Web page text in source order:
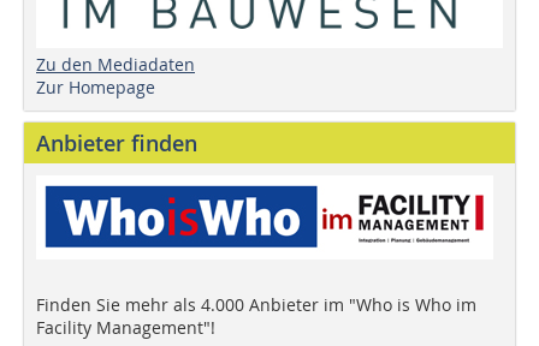
Zu den Mediadaten
Zur Homepage
Anbieter finden
Finden Sie mehr als 4.000 Anbieter im "Who is Who im
Facility Management"!